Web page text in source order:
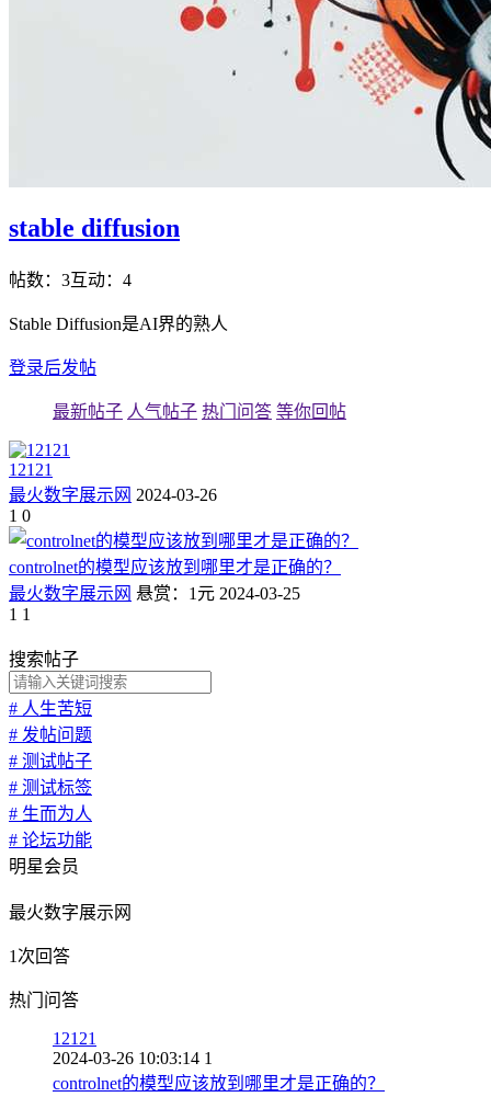
stable diffusion
帖数：3互动：4
Stable Diffusion是AI界的熟人
登录后发帖
最新帖子 人气帖子 热门问答 等你回帖
12121
最火数字展示网 2024-03-26
1 0
controlnet的模型应该放到哪里才是正确的？
最火数字展示网 悬赏：1元 2024-03-25
1 1
搜索帖子
# 人生苦短
# 发帖问题
# 测试帖子
# 测试标签
# 生而为人
# 论坛功能
明星会员
最火数字展示网
1次回答
热门问答
12121
2024-03-26 10:03:14 1
controlnet的模型应该放到哪里才是正确的？